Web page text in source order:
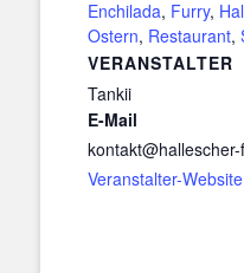
Enchilada, Furry,
Ostern, Restaurant,
VERANSTALTER
Tankii
E-Mail
Veranstalter-